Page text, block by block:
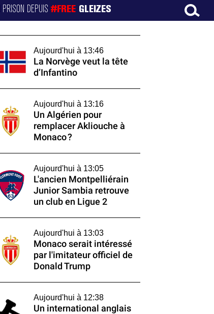
PRISON DEPUIS#FREE GLEIZES
Aujourd'hui à 13:46
La Norvège veut la tête
d’Infantino
Aujourd'hui à 13:16
Un Algérien pour
remplacer Akliouche à
Monaco ?
Aujourd'hui à 13:05
L'ancien Montpelliérain
Junior Sambia retrouve
un club en Ligue 2
Aujourd'hui à 13:03
Monaco serait intéressé
par l'imitateur officiel de
Donald Trump
Aujourd'hui à 12:38
Un international anglais